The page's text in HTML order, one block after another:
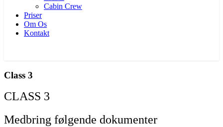
Cabin Crew
Priser
Om Os
Kontakt
Class 3
CLASS 3
Medbring følgende dokumenter